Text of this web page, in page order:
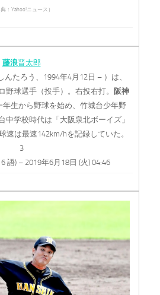
典：Yahoo!ニュース）
藤浪晋太郎
たろう、1994年4月12日 – ）は、
野球選手（投手）。右投右打。 阪神
年生から野球を始め、竹城台少年野
中学校時代は「大阪泉北ボーイズ」
速は最速142km/hを記録していた。
3
語) – 2019年6月18日 (火) 04:46